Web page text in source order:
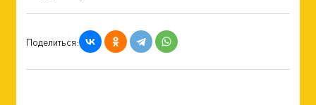
Поделиться: